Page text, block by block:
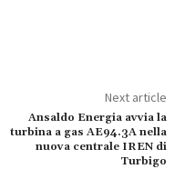
Next article
Ansaldo Energia avvia la
turbina a gas AE94.3A nella
nuova centrale IREN di
Turbigo